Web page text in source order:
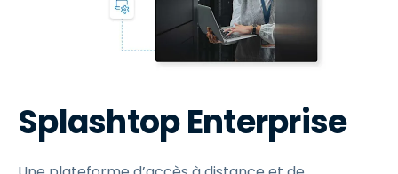
Splashtop Enterprise